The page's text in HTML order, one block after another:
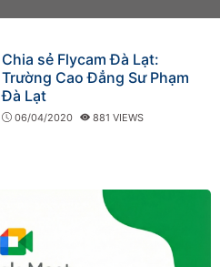
Chia sẻ Flycam Đà Lạt:
Trường Cao Đẳng Sư Phạm
Đà Lạt
06/04/2020 881 VIEWS